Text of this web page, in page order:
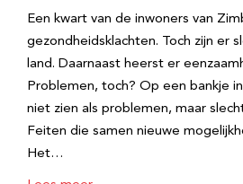
Een kwart van de inwoners van
gezondheidsklachten. Toch zijn er
land. Daarnaast heerst er
Problemen, toch? Op een bankje
niet zien als problemen, maar
Feiten die samen nieuwe
Het…